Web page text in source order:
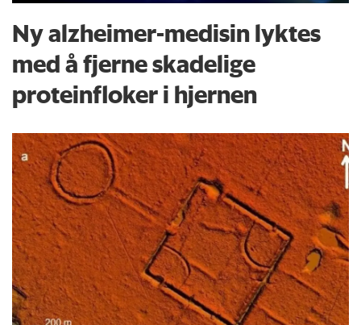
Ny alzheimer-medisin lyktes
med å fjerne skadelige
proteinfloker i hjernen